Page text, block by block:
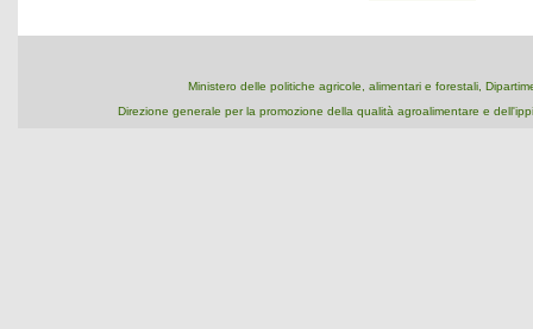
Ministero delle politiche agricole, alimentari e forestali,
Direzione generale per la promozione della qualità agroalimentare e